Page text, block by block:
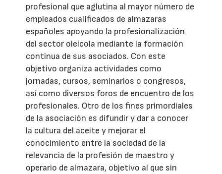
profesional que aglutina al mayor número de
empleados cualificados de almazaras
españoles apoyando la profesionalización
del sector oleícola mediante la formación
continua de sus asociados. Con este
objetivo organiza actividades como
jornadas, cursos, seminarios o congresos,
así como diversos foros de encuentro de los
profesionales. Otro de los fines primordiales
de la asociación es difundir y dar a conocer
la cultura del aceite y mejorar el
conocimiento entre la sociedad de la
relevancia de la profesión de maestro y
operario de almazara, objetivo al que sin